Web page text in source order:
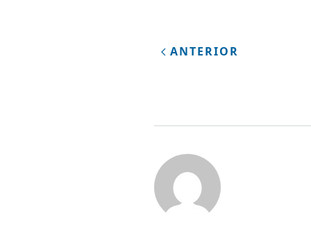
ANTERIOR